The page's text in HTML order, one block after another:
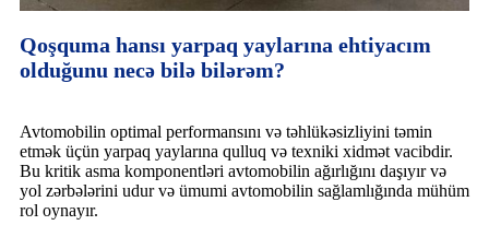
Qoşquma hansı yarpaq yaylarına ehtiyacım
olduğunu necə bilə bilərəm?
Avtomobilin optimal performansını və təhlükəsizliyini təmin
etmək üçün yarpaq yaylarına qulluq və texniki xidmət vacibdir.
Bu kritik asma komponentləri avtomobilin ağırlığını daşıyır və
yol zərbələrini udur və ümumi avtomobilin sağlamlığında mühüm
rol oynayır.